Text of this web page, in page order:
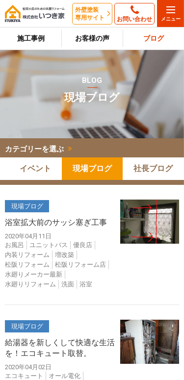
外壁塗装
専用サイト
お問い合わせ
施工事例 お客様の声 ブログ
BLOG
現場ブログ
カテゴリーを選ぶ
イベント 現場ブログ 社長ブログ
現場ブログ
浴室拡大前のサッシ塞ぎ工事
2020年04月11日
お風呂
ユニットバス
優良店
内装リフォーム
増改築
松阪リフォーム
松阪リフォーム店
水廻りメーカー最新
水廻りリフォーム
洗面 浴室
現場ブログ
給湯器を新しくして快適な生活
を！エコキュート取替。
2020年04月02日
エコキュート
オール電化